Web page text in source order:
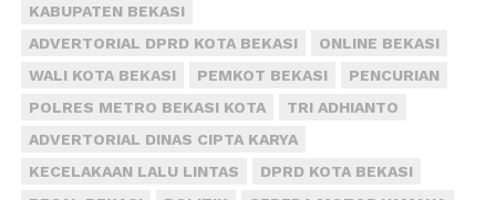
partai besar saja. Jangan kasih hak memilih, tapi
rakyat tak punya wakil,” tegas mantan Wakil Ketua
MPR itu.
GKSR mengusulkan sistem Fraksi Threshold, dan
menolak ambang batas diterapkan sampai ke DPRD.
Menurut OSO, makin tinggi ambang batas, makin
KABUPATEN BEKASI
ADVERTORIAL DPRD KOTA BEKASI
ONLINE BEKASI
WALI KOTA BEKASI
PEMKOT BEKASI
PENCURIAN
POLRES METRO BEKASI KOTA
TRI ADHIANTO
ADVERTORIAL DINAS CIPTA KARYA
KECELAKAAN LALU LINTAS
DPRD KOTA BEKASI